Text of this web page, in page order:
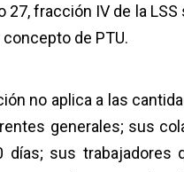
27, fracción IV de la
de PTU.
no aplica a las
generales; sus
días; sus trabajadores